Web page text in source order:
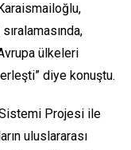
ülkeleri
diye konuştu.
Projesi ile
uluslararası